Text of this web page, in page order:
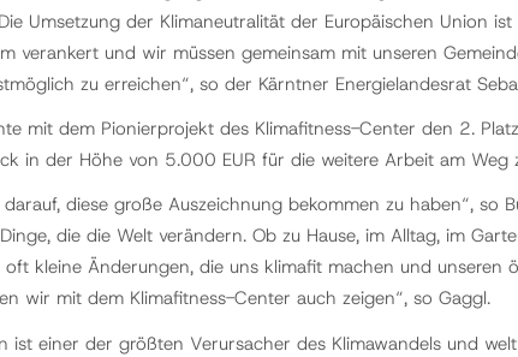
Umsetzung der Klimaneutralität der Europäischen Union
verankert und wir müssen gemeinsam mit unseren
zu erreichen“, so der Kärntner Energielandesrat
mit dem Pionierprojekt des Klimafitness-Center den 2.
in der Höhe von 5.000 EUR für die weitere Arbeit am Weg
diese große Auszeichnung bekommen zu haben“, so
die die Welt verändern. Ob zu Hause, im Alltag, im
kleine Änderungen, die uns klimafit machen und unseren
wir mit dem Klimafitness-Center auch zeigen“, so Gaggl.
ist einer der größten Verursacher des Klimawandels und